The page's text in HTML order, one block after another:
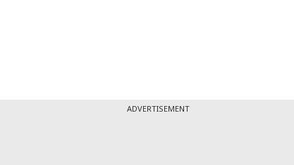
ADVERTISEMENT